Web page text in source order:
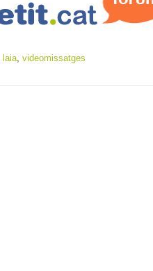
laia, videomissatges